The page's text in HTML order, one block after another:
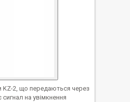
KZ-2, що передаються через
на увімкнення